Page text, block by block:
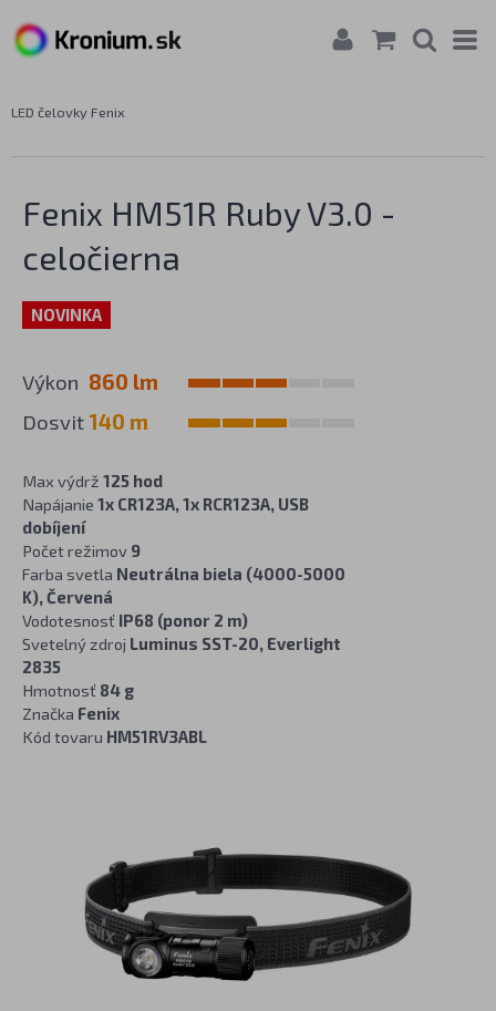
LED čelovky Fenix
Fenix HM51R Ruby V3.0 -
celočierna
NOVINKA
Výkon 860 lm
Dosvit140 m
Max výdrž 125 hod
Napájanie 1x CR123A, 1x RCR123A, USB
dobíjení
Počet režimov 9
Farba svetla Neutrálna biela (4000-5000
K), Červená
Vodotesnosť IP68 (ponor 2 m)
Svetelný zdroj Luminus SST-20, Everlight
2835
Hmotnosť 84 g
Značka Fenix
Kód tovaru HM51RV3ABL